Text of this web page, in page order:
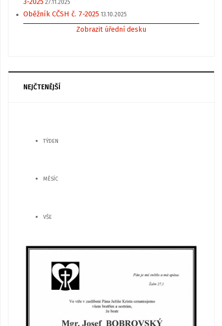
27.11.2025
Oběžník CČSH č. 7-2025 13.10.2025
Zobrazit úřední desku
NEJČTENĚJŠÍ
TÝDEN
MĚSÍC
VŠE